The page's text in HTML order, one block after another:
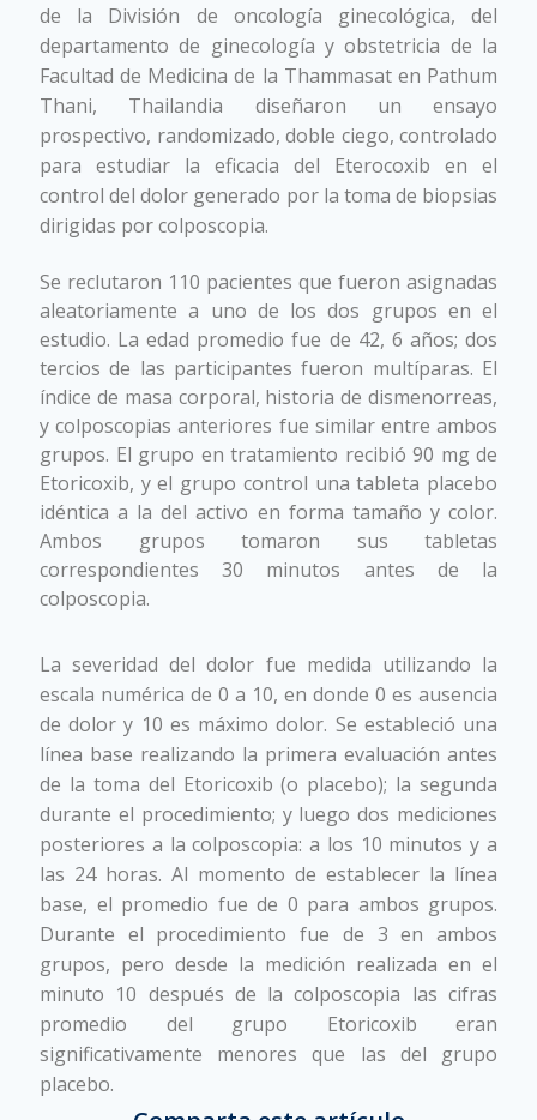
de la División de oncología ginecológica, del
departamento de ginecología y obstetricia de la
Facultad de Medicina de la Thammasat en Pathum
Thani, Thailandia diseñaron un ensayo
prospectivo, randomizado, doble ciego, controlado
para estudiar la eficacia del Eterocoxib en el
control del dolor generado por la toma de biopsias
dirigidas por colposcopia.
cervicales por colposcopía
Se reclutaron 110 pacientes que fueron asignadas
aleatoriamente a uno de los dos grupos en el
estudio. La edad promedio fue de 42, 6 años; dos
tercios de las participantes fueron multíparas. El
índice de masa corporal, historia de dismenorreas,
y colposcopias anteriores fue similar entre ambos
grupos. El grupo en tratamiento recibió 90 mg de
Etoricoxib, y el grupo control una tableta placebo
idéntica a la del activo en forma tamaño y color.
Ambos grupos tomaron sus tabletas
correspondientes 30 minutos antes de la
colposcopia.
La severidad del dolor fue medida utilizando la
escala numérica de 0 a 10, en donde 0 es ausencia
de dolor y 10 es máximo dolor. Se estableció una
línea base realizando la primera evaluación antes
de la toma del Etoricoxib (o placebo); la segunda
durante el procedimiento; y luego dos mediciones
posteriores a la colposcopia: a los 10 minutos y a
las 24 horas. Al momento de establecer la línea
base, el promedio fue de 0 para ambos grupos.
Durante el procedimiento fue de 3 en ambos
grupos, pero desde la medición realizada en el
minuto 10 después de la colposcopia las cifras
promedio del grupo Etoricoxib eran
significativamente menores que las del grupo
placebo.